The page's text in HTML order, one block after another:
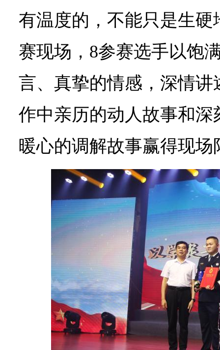
有温度的，不能只是生
赛现场，8参赛选手以饱
言、真挚的情感，深情
作中亲历的动人故事和
暖心的调解故事赢得现场